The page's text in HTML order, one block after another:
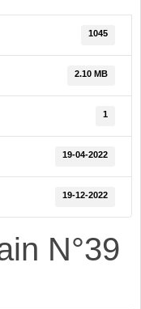
1045
2.10 MB
1
19-04-2022
19-12-2022
N°39